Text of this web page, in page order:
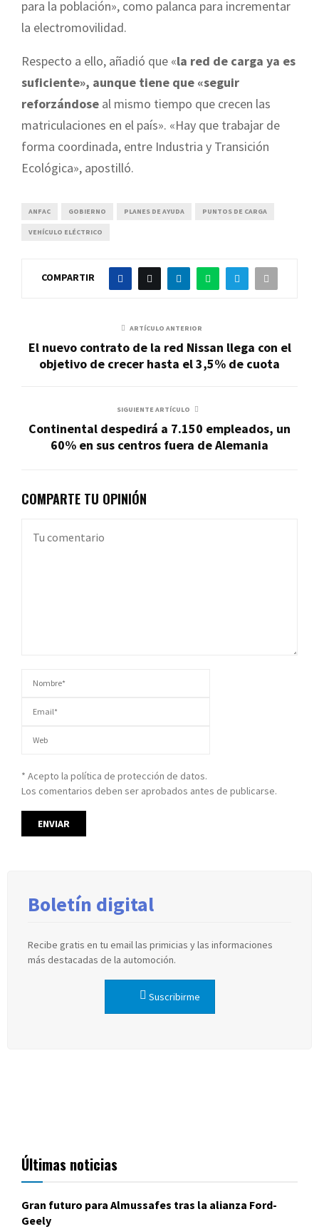
para la población», como palanca para incrementar
la electromovilidad.
Respecto a ello, añadió que «la red de carga ya es
suficiente», aunque tiene que «seguir
reforzándose al mismo tiempo que crecen las
matriculaciones en el país». «Hay que trabajar de
forma coordinada, entre Industria y Transición
Ecológica», apostilló.
ANFAC GOBIERNO PLANES DE AYUDA PUNTOS DE CARGA
VEHÍCULO ELÉCTRICO
COMPARTIR
ARTÍCULO ANTERIOR
El nuevo contrato de la red Nissan llega con el
objetivo de crecer hasta el 3,5% de cuota
SIGUIENTE ARTÍCULO
Continental despedirá a 7.150 empleados, un
60% en sus centros fuera de Alemania
COMPARTE TU OPINIÓN
* Acepto la política de protección de datos.
Los comentarios deben ser aprobados antes de publicarse.
Boletín digital
Recibe gratis en tu email las primicias y las informaciones
más destacadas de la automoción.
Suscribirme
Últimas noticias
Gran futuro para Almussafes tras la alianza Ford-
Geely